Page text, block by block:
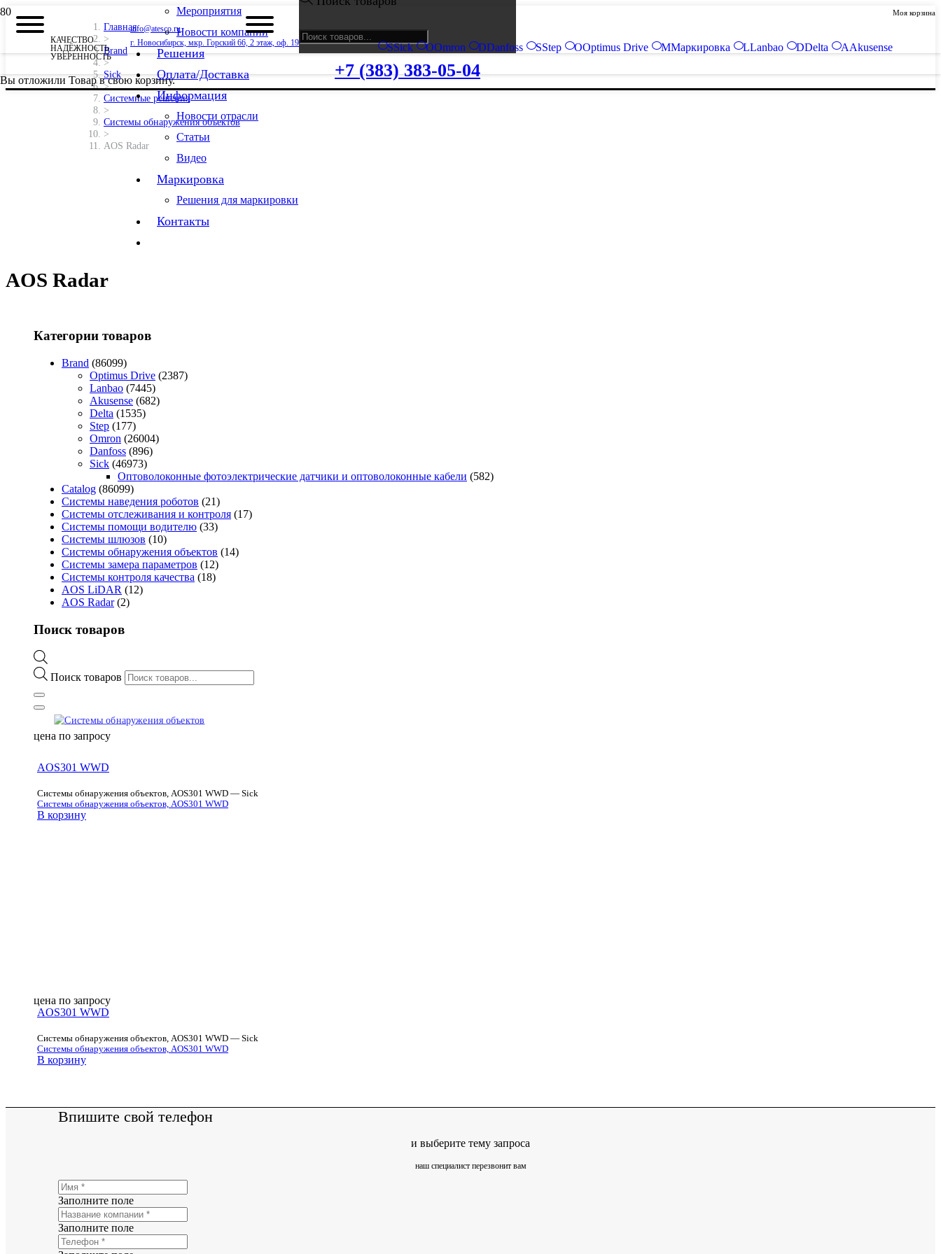
SSick OOmron DDanfoss SStep OOptimus Drive ММаркировка LLanbao DDelta AAkusense
Моя корзина
КАЧЕСТВО
НАДЁЖНОСТЬ
УВЕРЕННОСТЬ
info@atesco.ru
г. Новосибирск, мкр. Горский 66, 2 этаж, оф. 19
+7 (383) 383-05-04
Мероприятия
Новости компании
Решения
Оплата/Доставка
Информация
Новости отрасли
Статьи
Видео
Маркировка
Решения для маркировки
Контакты
Вы отложили Товарв свою корзину.
Главная
>
Brand
>
Sick
>
Системные решения
>
Системы обнаружения объектов
>
AOS Radar
AOS Radar
Категории товаров
Brand (86099)
Optimus Drive (2387)
Lanbao (7445)
Akusense (682)
Delta (1535)
Step (177)
Omron (26004)
Danfoss (896)
Sick (46973)
Оптоволоконные фотоэлектрические датчики и оптоволоконные кабели (582)
Catalog (86099)
Системы наведения роботов (21)
Системы отслеживания и контроля (17)
Системы помощи водителю (33)
Системы шлюзов (10)
Системы обнаружения объектов (14)
Системы замера параметров (12)
Системы контроля качества (18)
AOS LiDAR (12)
AOS Radar (2)
Поиск товаров
Поиск товаров
цена по запросу
AOS301 WWD
Системы обнаружения объектов, AOS301 WWD — Sick
Системы обнаружения объектов, AOS301 WWD
В корзину
цена по запросу
AOS301 WWD
Системы обнаружения объектов, AOS301 WWD — Sick
Системы обнаружения объектов, AOS301 WWD
В корзину
Впишите свой телефон
и выберите тему запроса
наш специалист перезвонит вам
Заполните поле
Заполните поле